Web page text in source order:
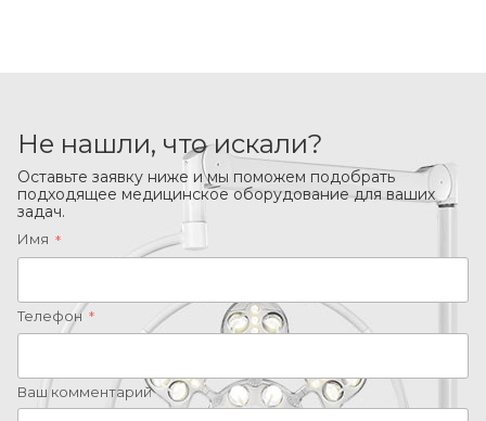
Не нашли, что искали?
Оставьте заявку ниже и мы поможем подобрать
подходящее медицинское оборудование для ваших
задач.
Имя *
Телефон *
Ваш комментарий